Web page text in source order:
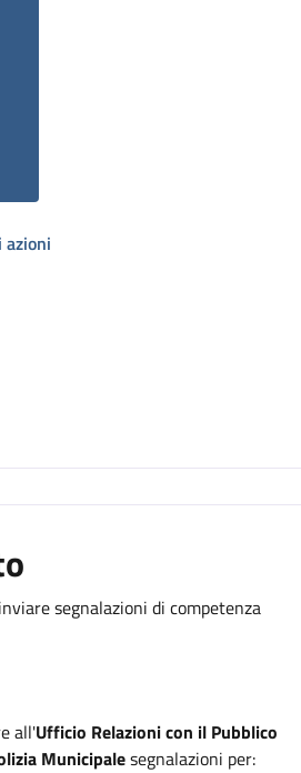
azioni
segnalazioni di competenza
all'Ufficio Relazioni con il Pubblico
Municipalesegnalazioni per: